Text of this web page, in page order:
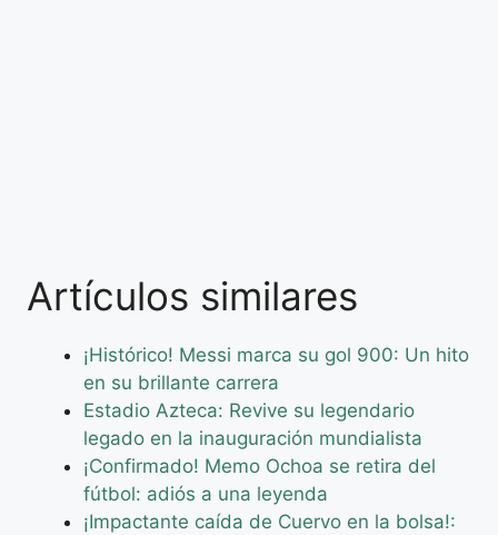
Artículos similares
¡Histórico! Messi marca su gol 900: Un hito
en su brillante carrera
Estadio Azteca: Revive su legendario
legado en la inauguración mundialista
¡Confirmado! Memo Ochoa se retira del
fútbol: adiós a una leyenda
¡Impactante caída de Cuervo en la bolsa!: